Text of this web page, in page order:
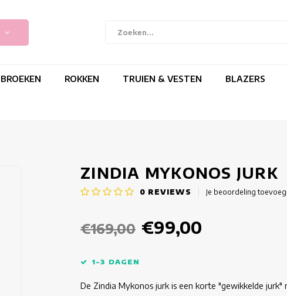
BROEKEN ROKKEN TRUIEN & VESTEN BLAZERS
ZINDIA MYKONOS JURK
0 REVIEWS Je beoordeling
€169,00 €99,00
1-3 DAGEN
De Zindia Mykonos jurk is een korte "gewikkelde